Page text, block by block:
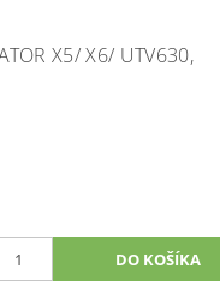
X5/ X6/ UTV630,